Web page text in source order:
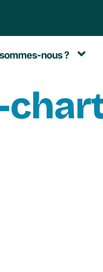
nous ?